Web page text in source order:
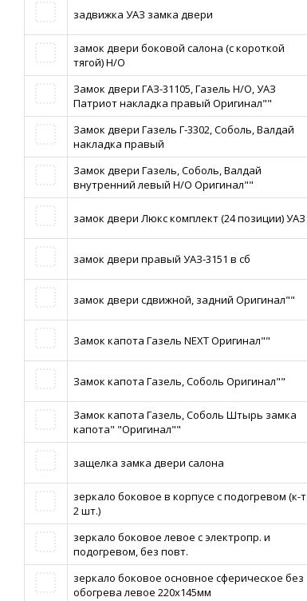
задвижка УАЗ замка двери
замок двери боковой салона (с короткой
тягой) Н/О
Замок двери ГАЗ-31105, Газель Н/О, УАЗ
Патриот накладка правый Оригинал""
Замок двери Газель Г-3302, Соболь, Валдай
накладка правый
Замок двери Газель, Соболь, Валдай
внутренний левый Н/О Оригинал""
замок двери Люкс комплект (24 позиции) УАЗ
замок двери правый УАЗ-3151 в сб
замок двери сдвижной, задний Оригинал""
Замок капота Газель NEXT Оригинал""
Замок капота Газель, Соболь Оригинал""
Замок капота Газель, Соболь Штырь замка
капота" "Оригинал""
защелка замка двери салона
зеркало боковое в корпусе с подогревом (к-т
2 шт.)
зеркало боковое левое с электропр. и
подогревом, без повт.
зеркало боковое основное сферическое без
обогрева левое 220х145мм